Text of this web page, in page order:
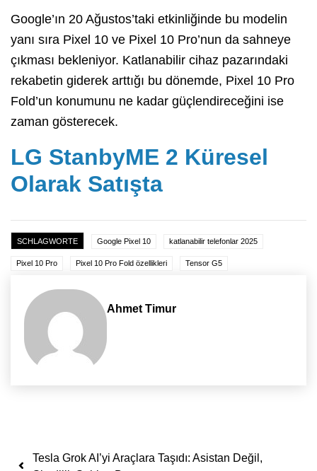
Google’ın 20 Ağustos’taki etkinliğinde bu modelin
yanı sıra Pixel 10 ve Pixel 10 Pro’nun da sahneye
çıkması bekleniyor. Katlanabilir cihaz pazarındaki
rekabetin giderek arttığı bu dönemde, Pixel 10 Pro
Fold’un konumunu ne kadar güçlendireceğini ise
zaman gösterecek.
LG StanbyME 2 Küresel
Olarak Satışta
SCHLAGWORTE Google Pixel 10 katlanabilir telefonlar 2025
Pixel 10 Pro Pixel 10 Pro Fold özellikleri Tensor G5
Ahmet Timur
Yazı dolaşımı
Tesla Grok AI’yi Araçlara Taşıdı: Asistan Değil,